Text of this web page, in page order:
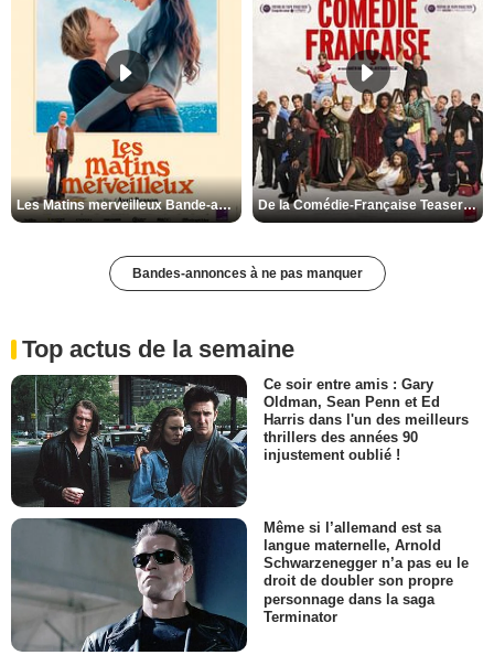
Les Matins merveilleux Bande-annonce VF De la Comédie-Française Teaser VF
Bandes-annonces à ne pas manquer
Top actus de la semaine
Ce soir entre amis : Gary
Oldman, Sean Penn et Ed
Harris dans l'un des meilleurs
thrillers des années 90
injustement oublié !
Même si l’allemand est sa
langue maternelle, Arnold
Schwarzenegger n’a pas eu le
droit de doubler son propre
personnage dans la saga
Terminator